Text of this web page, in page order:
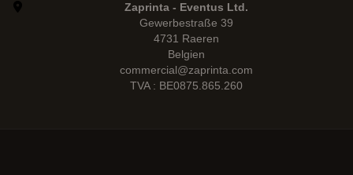
Zaprinta - Eventus Ltd.
Gewerbestraße 39
4731 Raeren
Belgien
commercial@zaprinta.com
TVA : BE0875.865.260